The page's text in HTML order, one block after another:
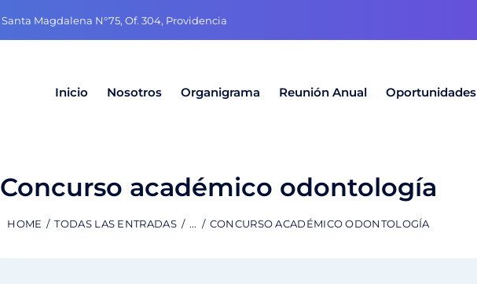
Santa Magdalena N°75, Of. 304, Providencia
Inicio Nosotros Organigrama Reunión Anual Oportunidades
Concurso académico odontología
HOME TODAS LAS ENTRADAS ... CONCURSO ACADÉMICO ODONTOLOGÍA